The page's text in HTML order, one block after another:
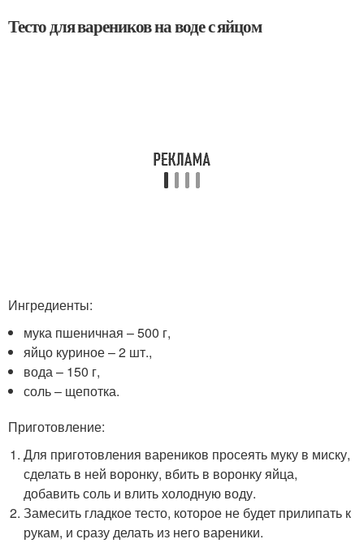
Тесто для вареников на воде с яйцом
Ингредиенты:
мука пшеничная – 500 г,
яйцо куриное – 2 шт.,
вода – 150 г,
соль – щепотка.
Приготовление:
Для приготовления вареников просеять муку в миску,
сделать в ней воронку, вбить в воронку яйца,
добавить соль и влить холодную воду.
Замесить гладкое тесто, которое не будет прилипать к
рукам, и сразу делать из него вареники.